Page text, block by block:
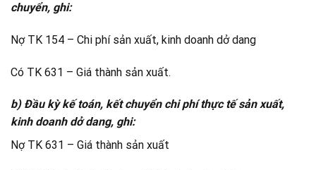
chuyển, ghi:
Nợ TK 154 – Chi phí sản xuất, kinh doanh dở dang
Có TK 631 – Giá thành sản xuất.
b) Đầu kỳ kế toán, kết chuyển chi phí thực tế sản xuất,
kinh doanh dở dang, ghi:
Nợ TK 631 – Giá thành sản xuất